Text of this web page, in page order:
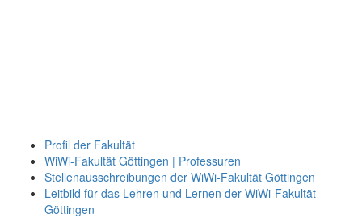
Profil der Fakultät
WiWi-Fakultät Göttingen | Professuren
Stellenausschreibungen der WiWi-Fakultät Göttingen
Leitbild für das Lehren und Lernen der WiWi-Fakultät
Göttingen